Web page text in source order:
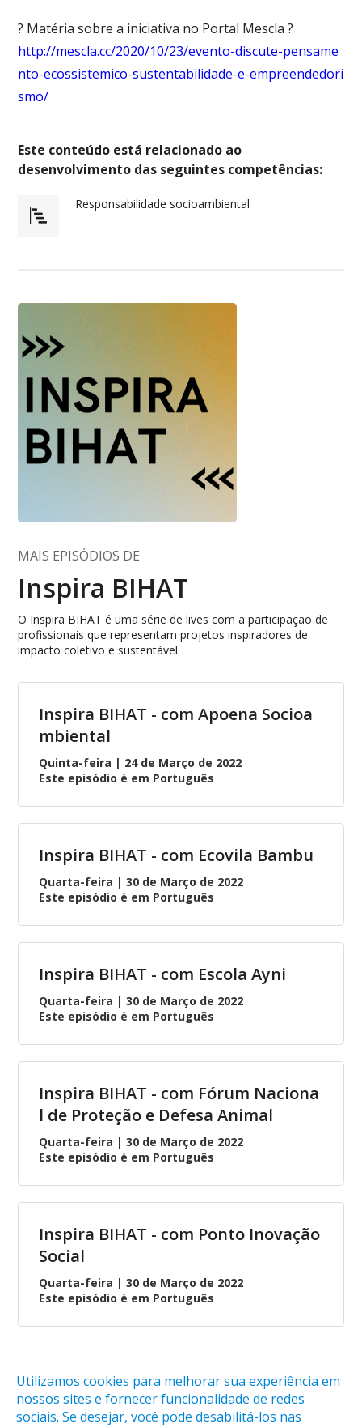
? Matéria sobre a iniciativa no Portal Mescla ?
http://mescla.cc/2020/10/23/evento-discute-pensame
nto-ecossistemico-sustentabilidade-e-empreendedori
smo/
Este conteúdo está relacionado ao
desenvolvimento das seguintes competências:
Responsabilidade socioambiental
MAIS EPISÓDIOS DE
Inspira BIHAT
O Inspira BIHAT é uma série de lives com a participação de
profissionais que representam projetos inspiradores de
impacto coletivo e sustentável.
Inspira BIHAT - com Apoena Socioa
mbiental
Quinta-feira | 24 de Março de 2022
Este episódio é em Português
Inspira BIHAT - com Ecovila Bambu
Quarta-feira | 30 de Março de 2022
Este episódio é em Português
Inspira BIHAT - com Escola Ayni
Quarta-feira | 30 de Março de 2022
Este episódio é em Português
Inspira BIHAT - com Fórum Naciona
l de Proteção e Defesa Animal
Quarta-feira | 30 de Março de 2022
Este episódio é em Português
Inspira BIHAT - com Ponto Inovação
Social
Quarta-feira | 30 de Março de 2022
Este episódio é em Português
Utilizamos cookies para melhorar sua experiência em
nossos sites e fornecer funcionalidade de redes
sociais. Se desejar, você pode desabilitá-los nas